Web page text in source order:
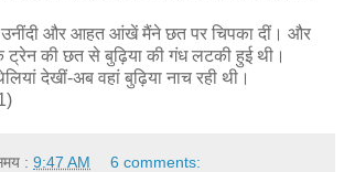
उनींदी और आहत आंखें मैंने छत पर चिपका दीं। और
की छत से बुढ़िया की गंध लटकी हुई थी।
देखीं-अब वहां बुढ़िया नाच रही थी।
: 9:47 AM 6 comments: